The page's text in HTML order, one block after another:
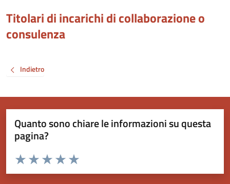
Titolari di incarichi di collaborazione o
consulenza
Indietro
Quanto sono chiare le informazioni su questa
pagina?
Valuta da 1 a 5 stelle la pagina
Valuta 5 stelle su 5
Valuta 4 stelle su 5
Valuta 3 stelle su 5
Valuta 2 stelle su 5
Valuta 1 stelle su 5